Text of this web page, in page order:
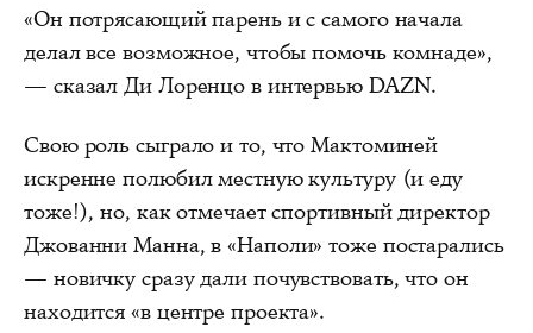
«Он потрясающий парень и с самого начала
делал все возможное, чтобы помочь комнаде»,
— сказал Ди Лоренцо в интервью DAZN.
Свою роль сыграло и то, что Мактоминей
искренне полюбил местную культуру (и еду
тоже!), но, как отмечает спортивный директор
Джованни Манна, в «Наполи» тоже постарались
— новичку сразу дали почувствовать, что он
находится «в центре проекта».